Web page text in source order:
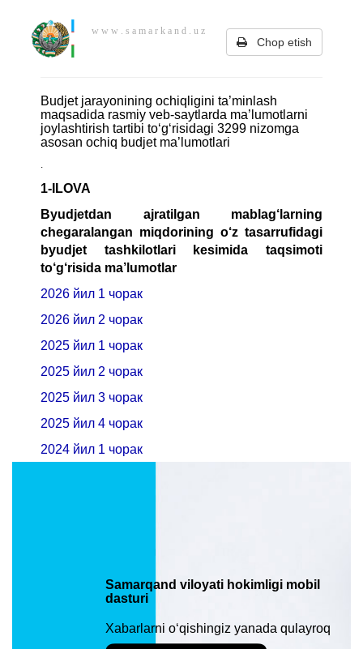
w w w . s a m a r k a n d . u z
Chop etish
Budjet jarayonining ochiqligini ta’minlash
maqsadida rasmiy veb-saytlarda ma’lumotlarni
joylashtirish tartibi to‘g‘risidagi 3299 nizomga
asosan ochiq budjet ma’lumotlari
1-ILOVA
Byudjetdan ajratilgan mablag‘larning
chegaralangan miqdorining o‘z tasarrufidagi
byudjet tashkilotlari kesimida taqsimoti
to‘g‘risida ma’lumotlar
2026 йил 1 чорак
2026 йил 2 чорак
2025 йил 1 чорак
2025 йил 2 чорак
2025 йил 3 чорак
2025 йил 4 чорак
2024 йил 1 чорак
Kapital qo‘yilmalar hisobidan amalga
oshirilayotgan loyihalarning ijrosi
ma’lumotlar
Samarqand viloyati hokimligi mobil
dasturi
Xabarlarni o‘qishingiz yanada qulayroq